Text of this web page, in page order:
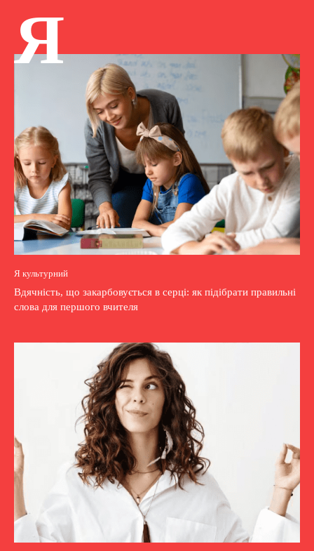
Я
Я культурний
Вдячність, що закарбовується в серці: як підібрати правильні
слова для першого вчителя